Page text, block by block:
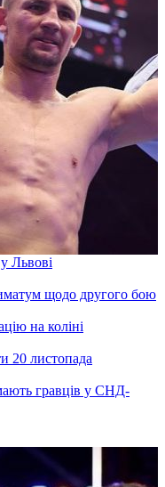
Львові
щодо другого бою
на коліні
20 листопада
гравців у СНД-